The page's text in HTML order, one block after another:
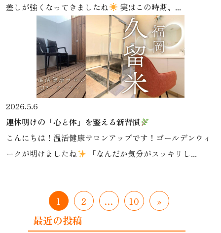
差しが強くなってきましたね
実はこの時期、...
2026.5.6
連休明けの「心と体」を整える新習慣
こんにちは！温活健康サロンアップです！ゴールデンウィ
ークが明けましたね
「なんだか気分がスッキリし...
1 2 … 10 »
最近の投稿